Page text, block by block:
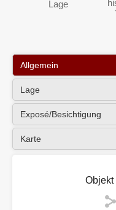
Allgemein
Lage
Exposé/Besichtigung
Karte
Objekt